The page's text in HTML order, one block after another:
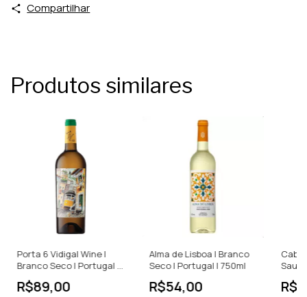
Compartilhar
Produtos similares
Porta 6 Vidigal Wine |
Branco Seco | Portugal |
750ml
R$89,00
Alma de Lisboa | Branco
Seco | Portugal | 750ml
R$54,00